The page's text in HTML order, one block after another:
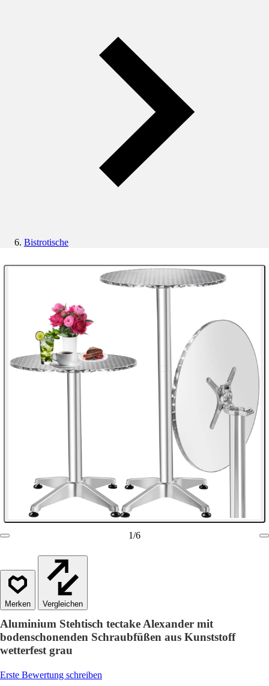
Bistrotische
1/6
Vergleichen
Aluminium Stehtisch tectake Alexander mit
bodenschonenden Schraubfüßen aus Kunststoff
wetterfest grau
Erste Bewertung schreiben